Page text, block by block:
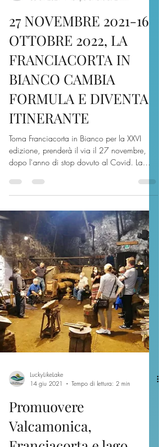
LuckyLikeLake
30 ott 2021
27 NOVEMBRE 2021-16
OTTOBRE 2022, LA
FRANCIACORTA IN
BIANCO CAMBIA
FORMULA E DIVENTA
ITINERANTE
Torna Franciacorta in Bianco per la XXVI
edizione, prenderà il via il 27 novembre,
dopo l'anno di stop dovuto al Covid. La
rassegna...